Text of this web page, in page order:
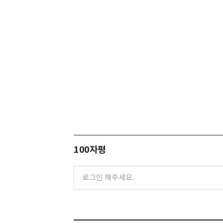
100자평